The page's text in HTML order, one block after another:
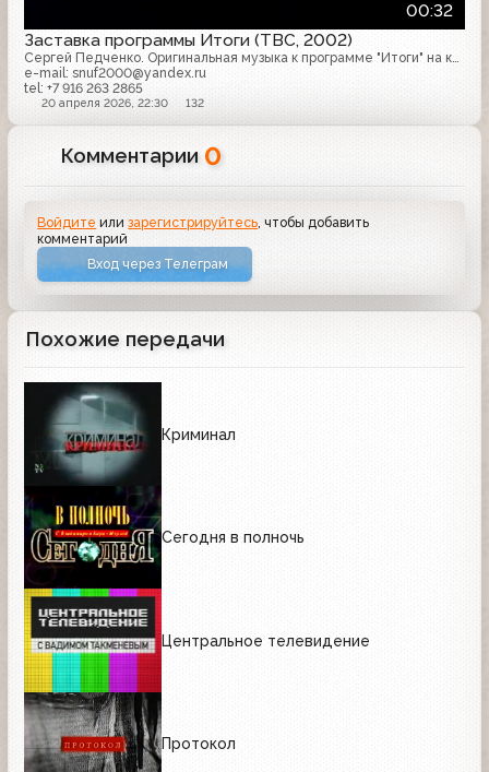
00:32
Заставка программы Итоги (ТВС, 2002)
e-mail: snuf2000@yandex.ru
tel: +7 916 263 2865
20 апреля 2026, 22:30 132
Комментарии 0
Войдите илизарегистрируйтесь, чтобы добавить
комментарий
Вход через Телеграм
Похожие передачи
Криминал
Сегодня в полночь
Центральное телевидение
Протокол